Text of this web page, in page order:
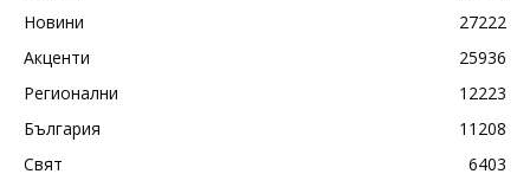
Новини
27222
Акценти
25936
Регионални
12223
България
11208
Свят
6403